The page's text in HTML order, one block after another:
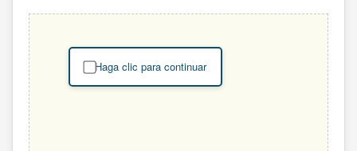
Haga clic para continuar